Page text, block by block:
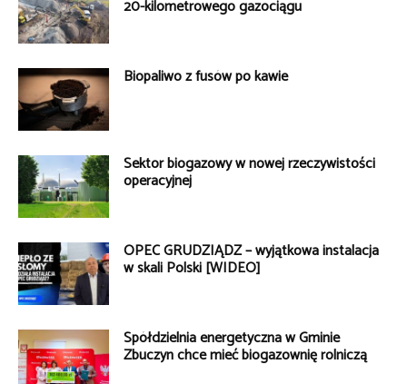
20-kilometrowego gazociągu
Biopaliwo z fusów po kawie
Sektor biogazowy w nowej rzeczywistości
operacyjnej
OPEC GRUDZIĄDZ – wyjątkowa instalacja
w skali Polski [WIDEO]
Spółdzielnia energetyczna w Gminie
Zbuczyn chce mieć biogazownię rolniczą